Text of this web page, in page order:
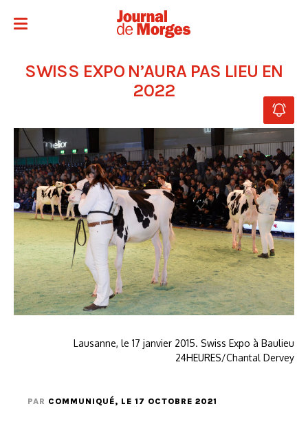
SWISS EXPO N’AURA PAS LIEU EN
2022
Lausanne, le 17 janvier 2015. Swiss Expo à Baulieu
24HEURES/Chantal Dervey
PAR COMMUNIQUÉ, LE 17 OCTOBRE 2021